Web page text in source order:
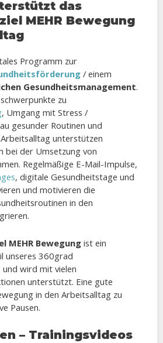
das
MEHR Bewegung
Programm zur
/ einem
Gesundheitsmanagement.
zu
, Umgang mit Stress /
gesunder Routinen und
unterstützen
bei der Umsetzung von
Regelmäßige E-Mail-Impulse,
, digitale Gesundheitstage und
und motivieren die
in den
MEHR Bewegung ist ein
unseres 360grad
und wird mit vielen
unterstützt. Eine gute
in den Arbeitsalltag zu
Pausen.
– Trainingsvideos